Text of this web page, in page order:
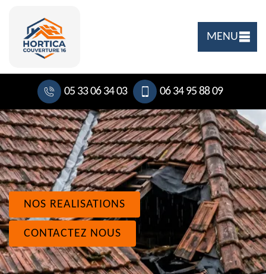
MENU
05 33 06 34 03 06 34 95 88 09
NOS REALISATIONS
CONTACTEZ NOUS